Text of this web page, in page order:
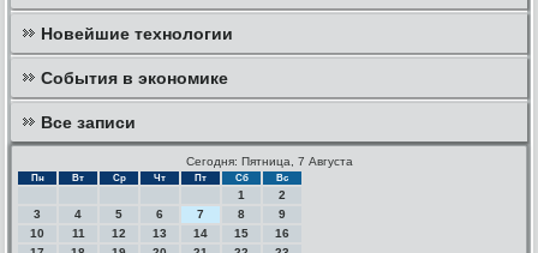
Новейшие технологии
События в экономике
Все записи
Сегодня: Пятница, 7 Августа
Пн Вт Ср Чт Пт Сб Вс
1
2
3
4 5 6 7 8
9
10
11 12 13 14 15
16